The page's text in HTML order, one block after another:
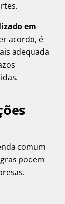
em
acordo, é
adequada
comum
podem